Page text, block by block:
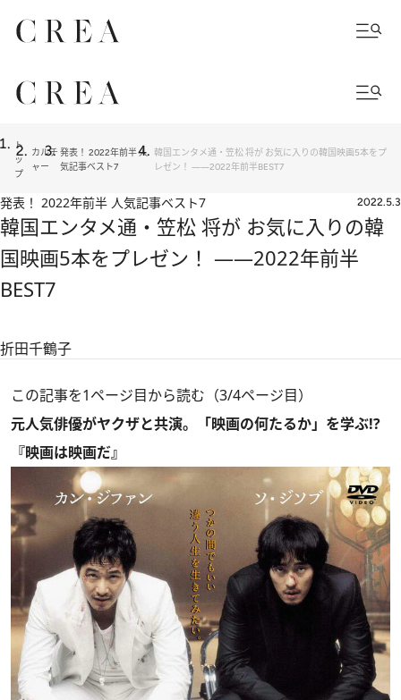
ト
ッ
プ
カルチ
ャー
発表！ 2022年前半 人
気記事ベスト7
韓国エンタメ通・笠松 将が お気に入りの韓国映画5本をプ
レゼン！ ――2022年前半BEST7
発表！ 2022年前半 人気記事ベスト7 2022.5.3
韓国エンタメ通・笠松 将が お気に入りの韓
国映画5本をプレゼン！ ――2022年前半
BEST7
折田千鶴子
この記事を1ページ目から読む（3/4ページ目）
元人気俳優がヤクザと共演。「映画の何たるか」を学ぶ!?
『映画は映画だ』